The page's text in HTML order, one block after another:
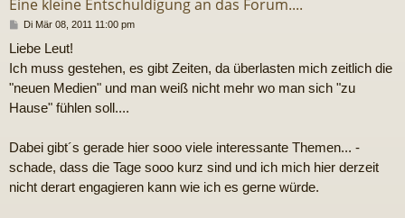
Eine kleine Entschuldigung an das Forum....
B
i
t
a
g
Di Mär 08, 2011 11:00 pm
Liebe Leut!
Ich muss gestehen, es gibt Zeiten, da überlasten mich zeitlich die
"neuen Medien" und man weiß nicht mehr wo man sich "zu
Hause" fühlen soll....
Dabei gibt´s gerade hier sooo viele interessante Themen... -
schade, dass die Tage sooo kurz sind und ich mich hier derzeit
nicht derart engagieren kann wie ich es gerne würde.